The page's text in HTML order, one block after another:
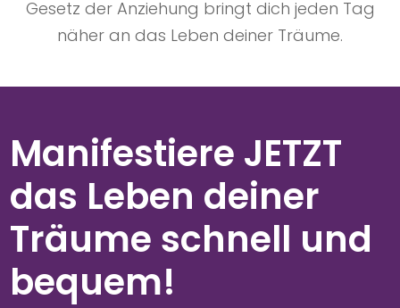
Gesetz der Anziehung bringt dich jeden Tag
näher an das Leben deiner Träume.
Manifestiere JETZT
das Leben deiner
Träume schnell und
bequem!